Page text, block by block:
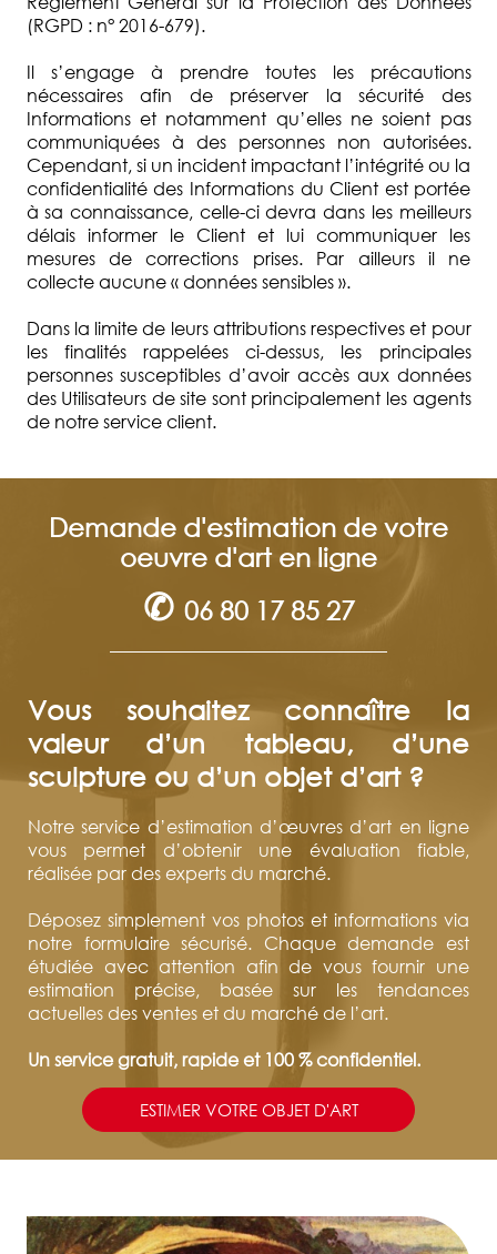
(RGPD : n° 2016-679).
Il s’engage à prendre toutes les précautions
nécessaires afin de préserver la sécurité des
Informations et notamment qu’elles ne soient pas
communiquées à des personnes non autorisées.
Cependant, si un incident impactant l’intégrité ou la
confidentialité des Informations du Client est portée
à sa connaissance, celle-ci devra dans les meilleurs
délais informer le Client et lui communiquer les
mesures de corrections prises. Par ailleurs il ne
collecte aucune « données sensibles ».
Dans la limite de leurs attributions respectives et pour
les finalités rappelées ci-dessus, les principales
personnes susceptibles d’avoir accès aux données
des Utilisateurs de site sont principalement les agents
de notre service client.
Demande d'estimation de votre
oeuvre d'art en ligne
✆ 06 80 17 85 27
Vous souhaitez connaître la
valeur d’un tableau, d’une
sculpture ou d’un objet d’art ?
Notre service d’estimation d’œuvres d’art en ligne
vous permet d’obtenir une évaluation fiable,
réalisée par des experts du marché.
Déposez simplement vos photos et informations via
notre formulaire sécurisé. Chaque demande est
étudiée avec attention afin de vous fournir une
estimation précise, basée sur les tendances
actuelles des ventes et du marché de l’art.
Un service gratuit, rapide et 100 % confidentiel.
ESTIMER VOTRE OBJET D'ART